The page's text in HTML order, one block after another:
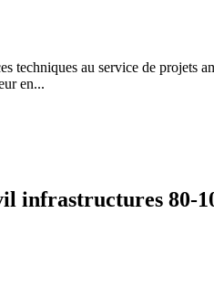
techniques au service de
en...
infrastructures 80-